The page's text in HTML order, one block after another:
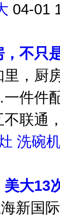
04-01
，不
，厨
件件
联通
洗碗
美大13
新国